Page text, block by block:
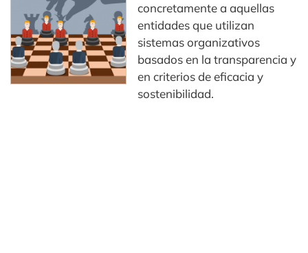
concretamente a aquellas
entidades que utilizan
sistemas organizativos
basados en la transparencia y
en criterios de eficacia y
sostenibilidad.